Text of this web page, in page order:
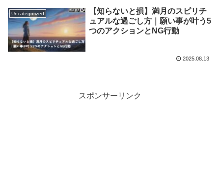
Uncategorized
【知らないと損】満月のスピリチ
ュアルな過ごし方｜願い事が叶う5
つのアクションとNG行動
2025.08.13
スポンサーリンク